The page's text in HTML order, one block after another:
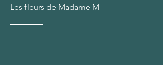
Les fleurs de Madame M